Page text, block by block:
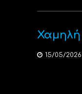
Χαμηλή
15/05/2026